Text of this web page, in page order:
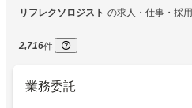
リフレクソロジスト の求人・仕事・採用
2,716件
業務委託